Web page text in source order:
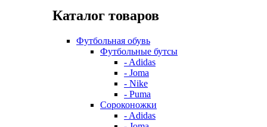
Каталог товаров
Футбольная обувь
Футбольные бутсы
- Adidas
- Joma
- Nike
- Puma
Сороконожки
- Adidas